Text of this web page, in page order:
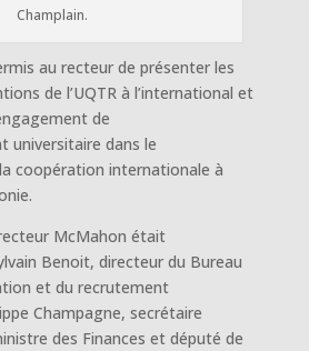
Champlain.
au recteur de présenter les
de l’UQTR à l’international et
de
universitaire dans le
coopération internationale à
McMahon était
Benoit, directeur du Bureau
et du recrutement
Champagne, secrétaire
des Finances et député de